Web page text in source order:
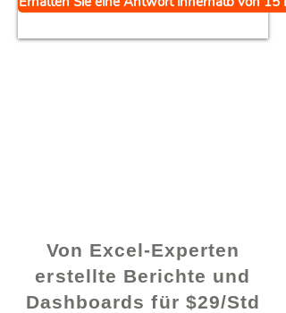
Von Excel-Experten
erstellte Berichte und
Dashboards für $29/Std